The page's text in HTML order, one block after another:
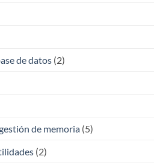
de datos (2)
de memoria (5)
(2)